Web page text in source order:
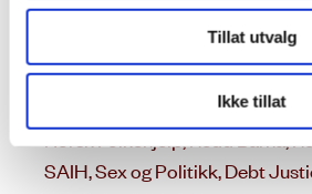
Tillat utvalg
Ikke tillat
for Afrika, Fivas, FORUT,
Amerikagruppene i Norge, LHL
Mellomkirkelig Råd for den
Misjonsalliansen, Norges Kristne
SAIH, Sex og Politikk, Debt